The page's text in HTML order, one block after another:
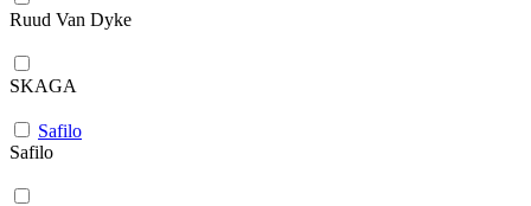
Ruud Van Dyke
SKAGA
Safilo
Safilo